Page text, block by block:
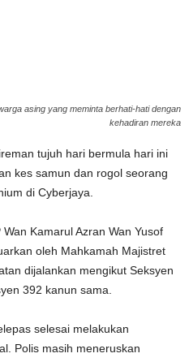
asing yang meminta berhati-hati dengan
kehadiran mereka
tujuh hari bermula hari ini
kes samun dan rogol seorang
di Cyberjaya.
Kamarul Azran Wan Yusof
oleh Mahkamah Majistret
dijalankan mengikut Seksyen
392 kanun sama.
selesai melakukan
Polis masih meneruskan